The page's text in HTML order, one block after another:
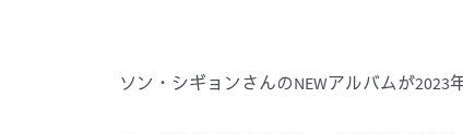
ソン・シギョンさんのNEWアルバムが2023